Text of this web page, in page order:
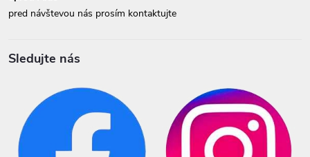
pred návštevou nás prosím kontaktujte
Sledujte nás